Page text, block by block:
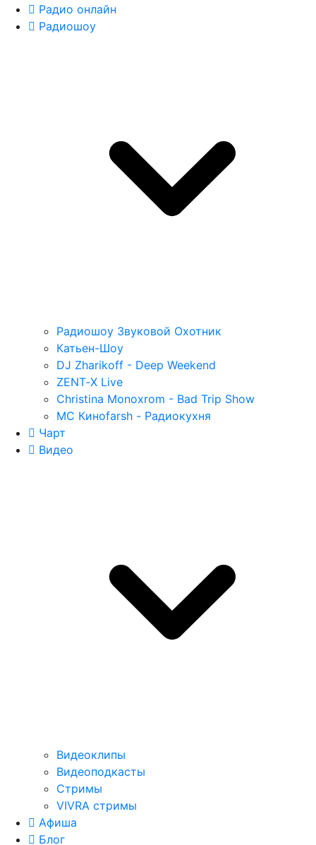
Радио онлайн
Радиошоу
Радиошоу Звуковой Охотник
Катьен-Шоу
DJ Zharikoff - Deep Weekend
ZENT‑X Live
Christina Monoxrom - Bad Trip Show
MC Киноfarsh - Радиокухня
Чарт
Видео
Видеоклипы
Видеоподкасты
Стримы
VIVRA стримы
Афиша
Блог